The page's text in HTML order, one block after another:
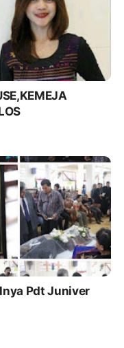
Pdt Juniver